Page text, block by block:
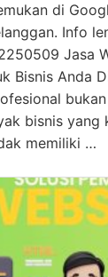
di
Info
Jasa
Bisnis Anda
bisnis yang
memiliki …